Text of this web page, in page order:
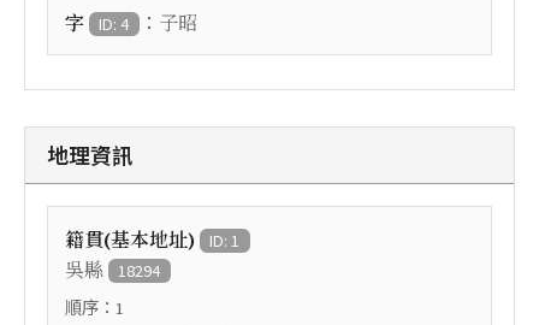
字 ID: 4 ： 子昭
地理資訊
籍貫(基本地址) ID: 1
吳縣 18294
順序： 1